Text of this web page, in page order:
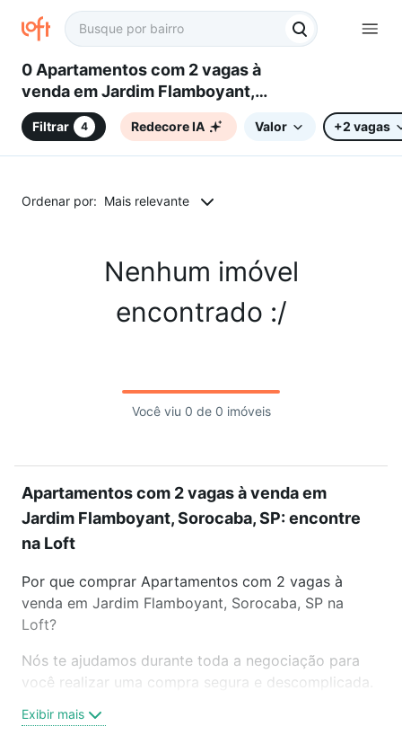
0 Apartamentos com 2 vagas à
venda em Jardim Flamboyant,
Sorocaba, SP
Filtrar 4 Redecore IA Valor +2 vagas
Ordenar por: Mais relevante
Nenhum imóvel
encontrado :/
Você viu 0 de 0 imóveis
Apartamentos com 2 vagas à venda em
Jardim Flamboyant, Sorocaba, SP: encontre
na Loft
Por que comprar Apartamentos com 2 vagas à
venda em Jardim Flamboyant, Sorocaba, SP na
Loft?
Nós te ajudamos durante toda a negociação para
você realizar uma compra segura e descomplicada.
trabalho e do metrô, aqui você vai encontrar a
Exibir mais